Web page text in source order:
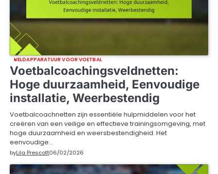
VELDAPPARATUUR VOOR VOETBAL
Voetbalcoachingsveldnetten:
Hoge duurzaamheid, Eenvoudige
installatie, Weerbestendig
Voetbalcoachnetten zijn essentiële hulpmiddelen voor het
creëren van een veilige en effectieve trainingsomgeving, met
hoge duurzaamheid en weersbestendigheid. Het
eenvoudige…
byLila Prescott06/02/2026